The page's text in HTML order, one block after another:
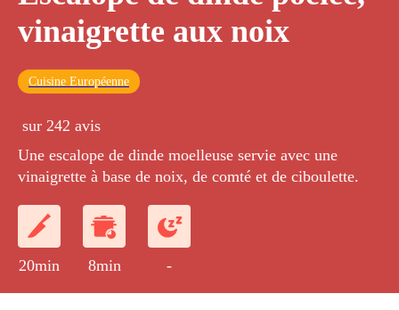
vinaigrette aux noix
Cuisine Européenne
sur 242 avis
Une escalope de dinde moelleuse servie avec une
vinaigrette à base de noix, de comté et de ciboulette.
20min 8min -